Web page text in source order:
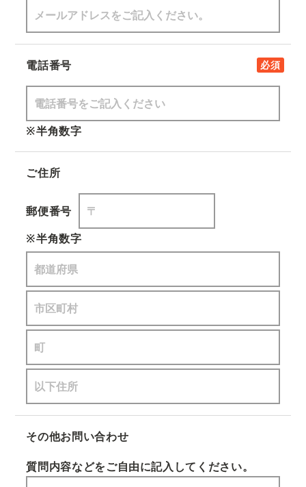
電話番号 必須
※半角数字
ご住所
郵便番号
※半角数字
その他お問い合わせ
質問内容などをご自由に記入してください。